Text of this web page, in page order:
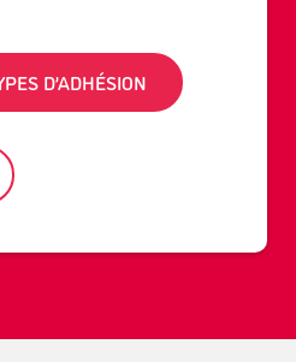
D’ADHÉSION